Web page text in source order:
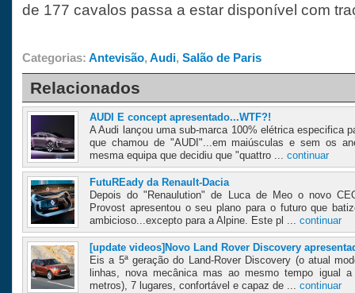
de 177 cavalos passa a estar disponível com
Categorias: Antevisão, Audi, Salão de Paris
Relacionados
AUDI E concept apresentado...WTF?!
A Audi lançou uma sub-marca 100% elétrica especifica
que chamou de "AUDI"...em maiúsculas e sem os
mesma equipa que decidiu que "quattro ... continuar
FutuREady da Renault-Dacia
Depois do "Renaulution" de Luca de Meo o novo
Provost apresentou o seu plano para o futuro que
ambicioso...excepto para a Alpine. Este pl ... continuar
[update videos]Novo Land Rover Discovery
Eis a 5ª geração do Land-Rover Discovery (o atual
linhas, nova mecânica mas ao mesmo tempo igual
metros), 7 lugares, confortável e capaz de ... continuar